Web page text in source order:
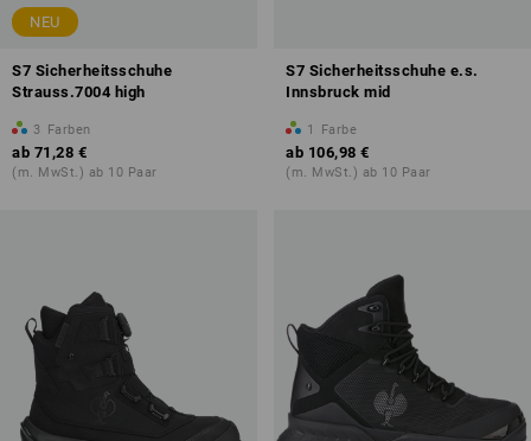
NEU
S7 Sicherheitsschuhe
Strauss.7004 high
3 Farben
ab 71,28 €
(m. MwSt.) ab 10 Paar
S7 Sicherheitsschuhe e.s.
Innsbruck mid
1 Farbe
ab 106,98 €
(m. MwSt.) ab 10 Paar